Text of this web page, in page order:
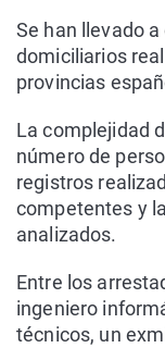
Se han llevado
domiciliarios
provincias
La complejidad
número de
registros
competentes y
analizados.
Entre los
ingeniero
técnicos, un